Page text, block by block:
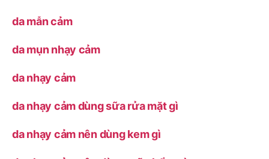
da mẫn cảm
da mụn nhạy cảm
da nhạy cảm
da nhạy cảm dùng sữa rửa mặt gì
da nhạy cảm nên dùng kem gì